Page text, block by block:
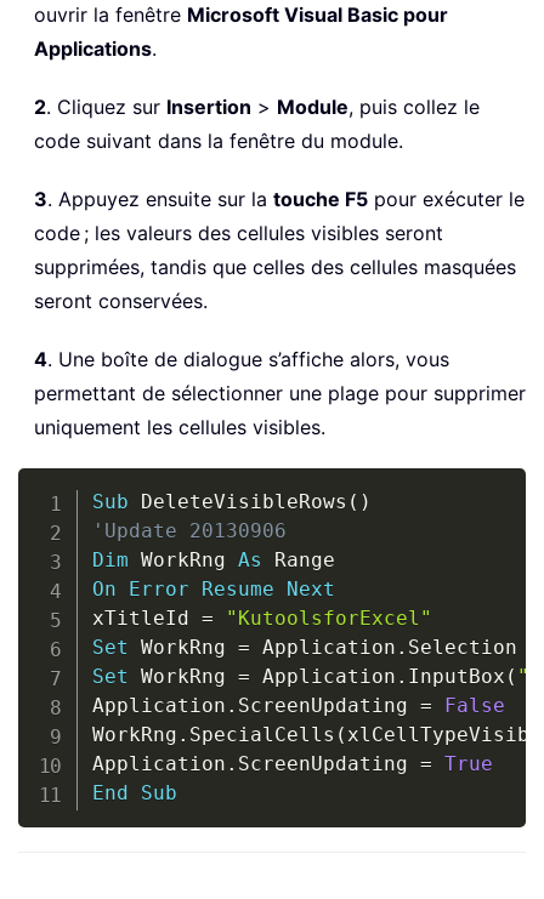
ouvrir la fenêtre Microsoft Visual Basic pour
Applications.
2. Cliquez sur Insertion > Module, puis collez le
code suivant dans la fenêtre du module.
3. Appuyez ensuite sur la touche F5 pour exécuter le
code ; les valeurs des cellules visibles seront
supprimées, tandis que celles des cellules masquées
seront conservées.
4. Une boîte de dialogue s’affiche alors, vous
permettant de sélectionner une plage pour supprimer
uniquement les cellules visibles.
Sub DeleteVisibleRows ( )
'Update 20130906
Dim WorkRng As
On
Error Resume
Next
xTitleId =
"KutoolsforExcel"
Set WorkRng = Application .
Set WorkRng = Application . InputBox (
Application . ScreenUpdating =
False
WorkRng . SpecialCells (
Application . ScreenUpdating = True
End
Sub